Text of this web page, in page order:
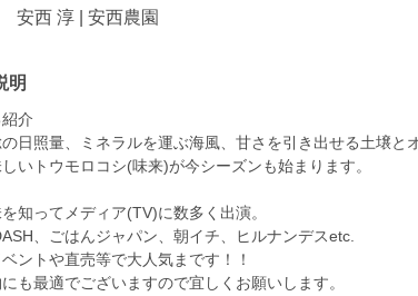
安西 淳 | 安西農園
明
介
日照量、ミネラルを運ぶ海風、甘さを引き出せる土壌と
いトウモロコシ(味来)が今シーズンも始まります。
知ってメディア(TV)に数多く出演。
、ごはんジャパン、朝イチ、ヒルナンデスetc.
ントや直売等で大人気まです！！
も最適でございますので宜しくお願いします。